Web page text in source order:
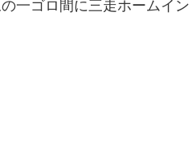
一ゴロ間に三走ホームイン